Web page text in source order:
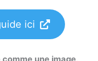
ici
une image,